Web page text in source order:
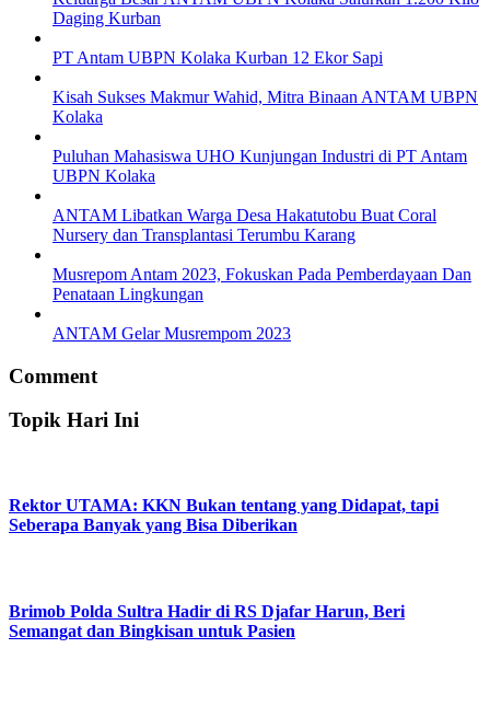
Daging Kurban
PT Antam UBPN Kolaka Kurban 12 Ekor Sapi
Kisah Sukses Makmur Wahid, Mitra Binaan ANTAM UBPN
Kolaka
Puluhan Mahasiswa UHO Kunjungan Industri di PT Antam
UBPN Kolaka
ANTAM Libatkan Warga Desa Hakatutobu Buat Coral
Nursery dan Transplantasi Terumbu Karang
Musrepom Antam 2023, Fokuskan Pada Pemberdayaan Dan
Penataan Lingkungan
ANTAM Gelar Musrempom 2023
Comment
Topik Hari Ini
Rektor UTAMA: KKN Bukan tentang yang Didapat, tapi
Seberapa Banyak yang Bisa Diberikan
Brimob Polda Sultra Hadir di RS Djafar Harun, Beri
Semangat dan Bingkisan untuk Pasien